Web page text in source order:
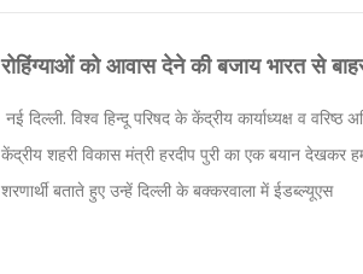
रोहिंग्याओं को आवास देने की बजाय भारत से
नई दिल्ली. विश्व हिन्दू परिषद के केंद्रीय कार्याध्यक्ष व
केंद्रीय शहरी विकास मंत्री हरदीप पुरी का एक बयान देखकर
शरणार्थी बताते हुए उन्हें दिल्ली के बक्करवाला में ईडब्ल्यूएस